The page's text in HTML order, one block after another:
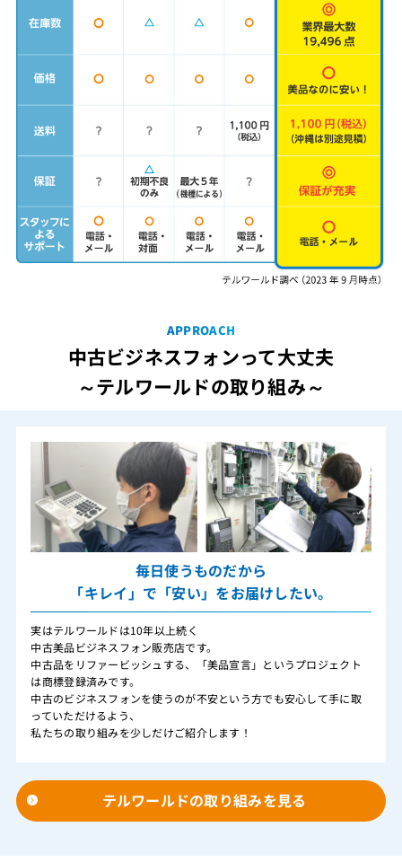
APPROACH
中古ビジネスフォンって大丈夫
～テルワールドの取り組み～
毎日使うものだから
「キレイ」で「安い」をお届けしたい。
実はテルワールドは10年以上続く
中古美品ビジネスフォン販売店です。
中古品をリファービッシュする、「美品宣言」というプロジェクト
は商標登録済みです。
中古のビジネスフォンを使うのが不安という方でも安心して手に取
っていただけるよう、
私たちの取り組みを少しだけご紹介します！
テルワールドの取り組みを見る